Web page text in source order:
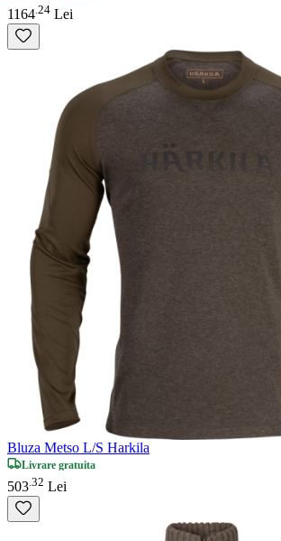
1164 24 Lei
Bluza Metso L/S Harkila
Livrare gratuita
503 32 Lei